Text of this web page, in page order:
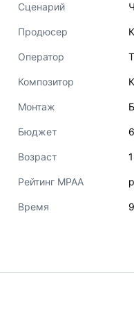
Сценарий
Продюсер
Оператор
Композитор
Монтаж
Бюджет
Возраст
Рейтинг MPAA
Время